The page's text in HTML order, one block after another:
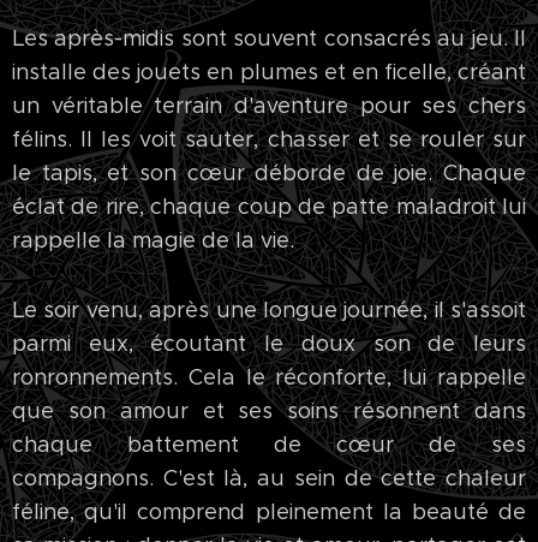
Les après-midis sont souvent consacrés au jeu. Il
installe des jouets en plumes et en ficelle, créant
un véritable terrain d'aventure pour ses chers
félins. Il les voit sauter, chasser et se rouler sur
le tapis, et son cœur déborde de joie. Chaque
éclat de rire, chaque coup de patte maladroit lui
rappelle la magie de la vie.
Le soir venu, après une longue journée, il s'assoit
parmi eux, écoutant le doux son de leurs
ronronnements. Cela le réconforte, lui rappelle
que son amour et ses soins résonnent dans
chaque battement de cœur de ses
compagnons. C'est là, au sein de cette chaleur
féline, qu'il comprend pleinement la beauté de